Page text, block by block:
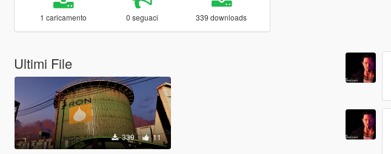
1 caricamento 0 seguaci 339 downloads
Ultimi File
339 11